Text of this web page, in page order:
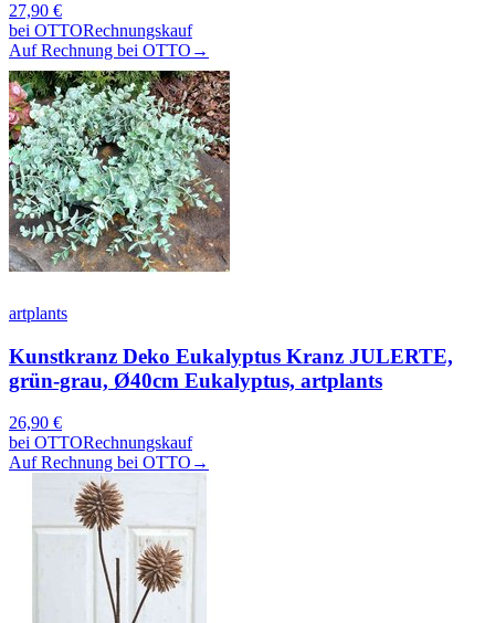
27,90 €
bei OTTORechnungskauf
Auf Rechnung bei OTTO →
artplants
Kunstkranz Deko Eukalyptus Kranz JULERTE,
grün-grau, Ø40cm Eukalyptus, artplants
26,90 €
bei OTTORechnungskauf
Auf Rechnung bei OTTO →